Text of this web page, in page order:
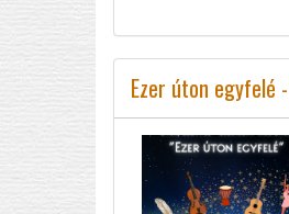
Ezer úton egyfelé